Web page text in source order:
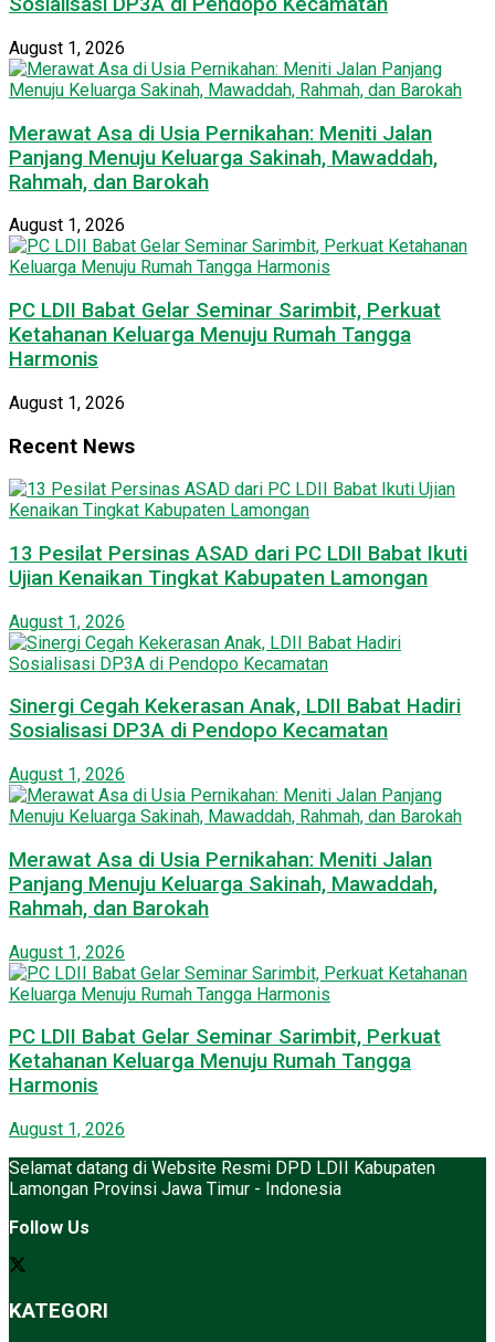
August 1, 2026
Merawat Asa di Usia Pernikahan: Meniti Jalan
Panjang Menuju Keluarga Sakinah, Mawaddah,
Rahmah, dan Barokah
August 1, 2026
PC LDII Babat Gelar Seminar Sarimbit, Perkuat
Ketahanan Keluarga Menuju Rumah Tangga
Harmonis
August 1, 2026
Recent News
13 Pesilat Persinas ASAD dari PC LDII Babat Ikuti
Ujian Kenaikan Tingkat Kabupaten Lamongan
August 1, 2026
Sinergi Cegah Kekerasan Anak, LDII Babat Hadiri
Sosialisasi DP3A di Pendopo Kecamatan
August 1, 2026
Merawat Asa di Usia Pernikahan: Meniti Jalan
Panjang Menuju Keluarga Sakinah, Mawaddah,
Rahmah, dan Barokah
August 1, 2026
PC LDII Babat Gelar Seminar Sarimbit, Perkuat
Ketahanan Keluarga Menuju Rumah Tangga
Harmonis
August 1, 2026
Selamat datang di Website Resmi DPD LDII Kabupaten
Lamongan Provinsi Jawa Timur - Indonesia
Follow Us
KATEGORI